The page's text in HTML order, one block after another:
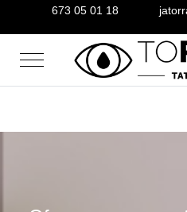
673 05 01 18
Mobile Menu Toggle